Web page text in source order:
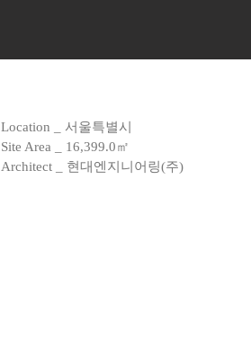
Location _ 서울특별시
Site Area _ 16,399.0㎡
Architect _ 현대엔지니어링(주)